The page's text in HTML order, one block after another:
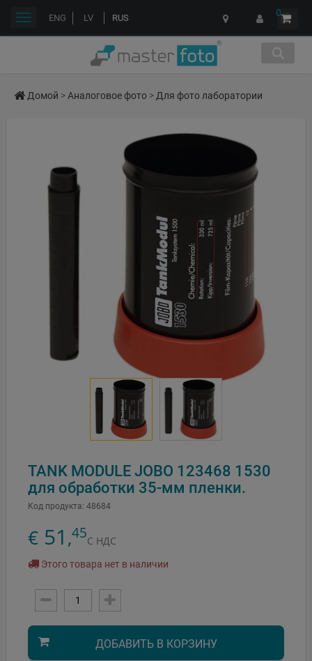
ENG LV RUS 0
Переключить
Домой >Аналоговое фото >Для фото лаборатории
TANK MODULE JOBO 123468 1530
для обработки 35-мм пленки.
Код продукта: 48684
€ 51 ,45С НДС
Этого товара нет в наличии
ДОБАВИТЬ В КОРЗИНУ